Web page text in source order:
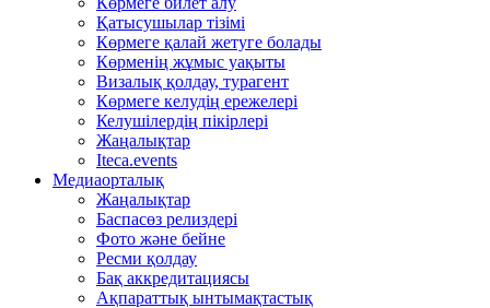
Қатысушылар тізімі
Көрмеге қалай жетуге болады
Көрменің жұмыс уақыты
Визалық қолдау, турагент
Көрмеге келудің ережелері
Келушілердің пікірлері
Жаңалықтар
Iteca.events
Медиаорталық
Жаңалықтар
Баспасөз релиздері
Фото және бейне
Ресми қолдау
Бақ аккредитациясы
Ақпараттық ынтымақтастық